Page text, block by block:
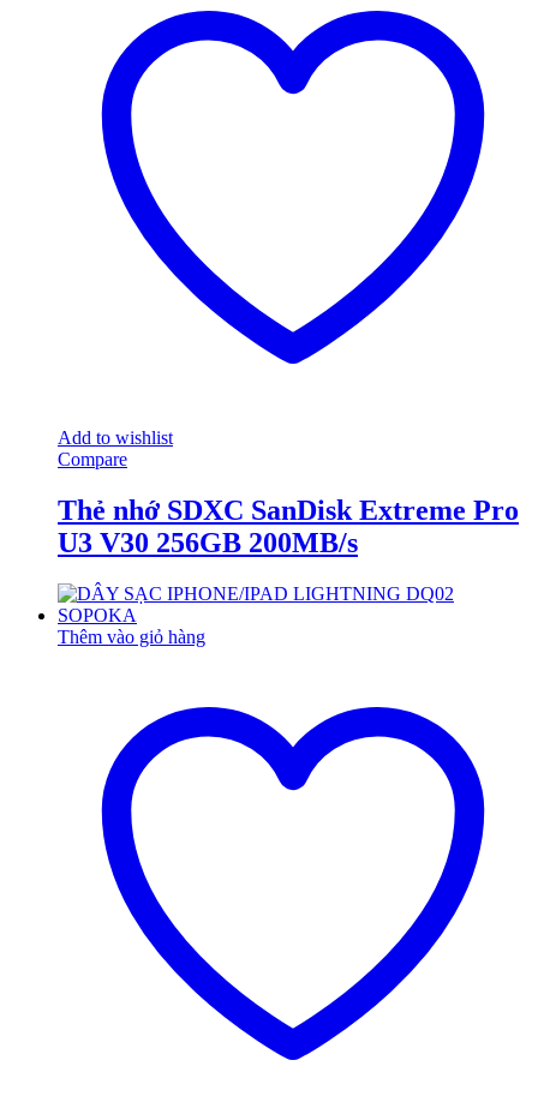
Add to wishlist
Compare
Thẻ nhớ SDXC SanDisk Extreme Pro
U3 V30 256GB 200MB/s
Thêm vào giỏ hàng